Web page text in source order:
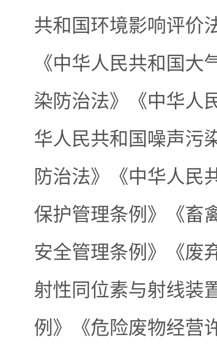
共和国环境影响评价
《中华人民共和国
染防治法》《中华人
华人民共和国噪声污
防治法》《中华人民
保护管理条例》《畜
安全管理条例》《废
射性同位素与射线装
例》《危险废物经营